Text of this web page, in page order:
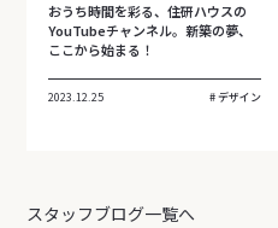
おうち時間を彩る、住研ハウスの
YouTubeチャンネル。新築の夢、
ここから始まる！
2023.12.25 デザイン
スタッフブログ一覧へ